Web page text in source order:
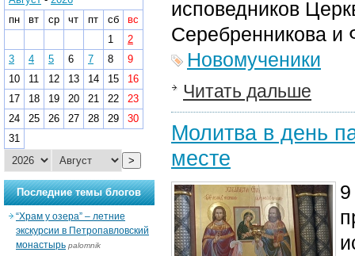
исповедников
Серебренникова и
Новомученики
Читать дальше
Молитва в день
месте
пн
вт ср чт пт сб
вс
1
2
3
4 5 6 7 8
9
10
11 12 13 14 15
16
17
18 19 20 21 22
23
24
25 26 27 28 29
30
31
>
Последние темы блогов
“Храм у озера” – летние
экскурсии в Петропавловский
монастырь palomnik